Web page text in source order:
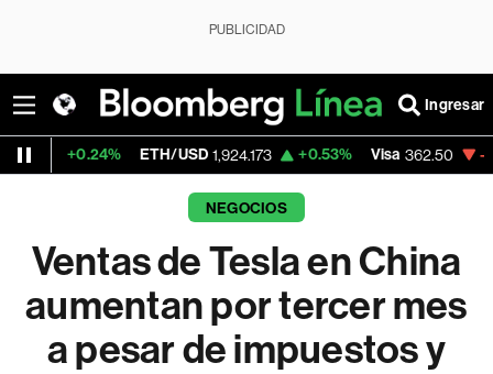
PUBLICIDAD
Ingresar
ETH/USD 1,924.173 +0.53% Visa 362.50 -2.15%
NEGOCIOS
Ventas de Tesla en China
aumentan por tercer mes
a pesar de impuestos y